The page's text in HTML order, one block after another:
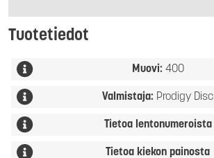
Tuotetiedot
Muovi: 400
Valmistaja: Prodigy Disc
Tietoa lentonumeroista
Tietoa kiekon painosta